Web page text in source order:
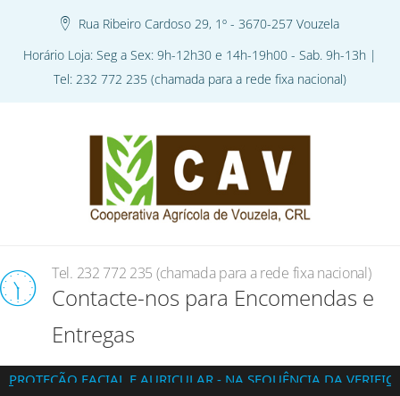
Rua Ribeiro Cardoso 29, 1º - 3670-257 Vouzela
Horário Loja: Seg a Sex: 9h-12h30 e 14h-19h00 - Sab. 9h-13h |
Tel: 232 772 235 (chamada para a rede fixa nacional)
Tel. 232 772 235 (chamada para a rede fixa nacional)
Contacte-nos para Encomendas e
Entregas
FACIAL E AURICULAR - NA SEQUÊNCIA DA VERIFICAÇÃO